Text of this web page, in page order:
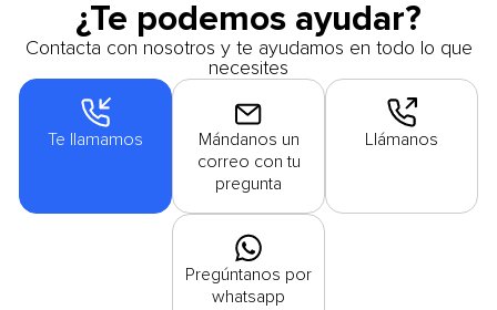
¿Te podemos ayudar?
Contacta con nosotros y te ayudamos en todo lo que
necesites
Te llamamos
Mándanos un
correo con tu
pregunta
Llámanos
Pregúntanos por
whatsapp